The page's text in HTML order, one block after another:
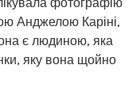
Анджелою Каріні,
є людиною, яка
яку вона щойно